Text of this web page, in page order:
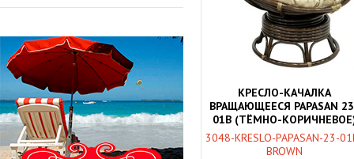
КРЕСЛО-КАЧАЛКА
ВРАЩАЮЩЕЕСЯ PAPASAN
01B (ТЁМНО-
3048-KRESLO-PAPASAN-23-
BROWN